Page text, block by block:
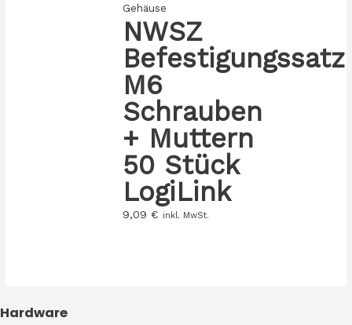
Gehäuse
NWSZ
Befestigungssatz
M6
Schrauben
+ Muttern
50 Stück
LogiLink
9,09 € inkl. MwSt.
Hardware